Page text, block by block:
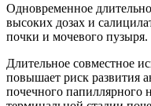
Одновременное
высоких дозах и
почки и мочевого пузыря.
Длительное совместное
повышает риск развития
почечного папиллярного